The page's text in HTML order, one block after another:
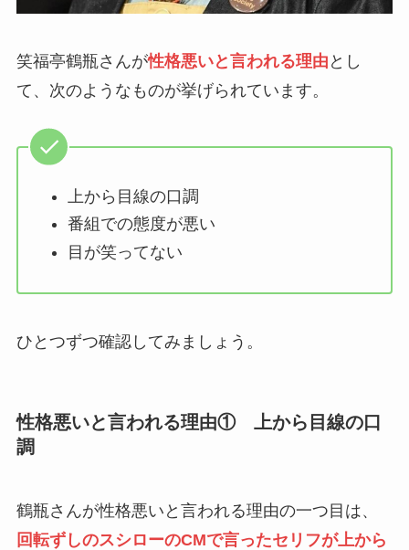
笑福亭鶴瓶さんが性格悪いと言われる理由 とし
て、次のようなものが挙げられています。
上から目線の口調
番組での態度が悪い
目が笑ってない
ひとつずつ確認してみましょう。
性格悪いと言われる理由① 上から目線の口
調
鶴瓶さんが性格悪いと言われる理由の一つ目は、
回転ずしのスシローのCMで言ったセリフが上から